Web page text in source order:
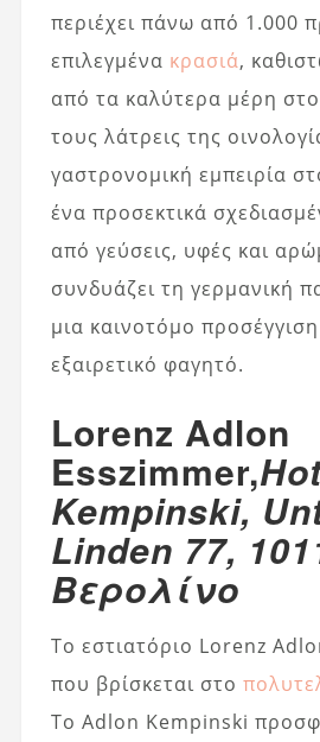
περιέχει πάνω από 1.000
επιλεγμένα κρασιά,
από τα καλύτερα μέρη
τους λάτρεις της
γαστρονομική εμπειρία
ένα προσεκτικά
από γεύσεις, υφές και
συνδυάζει τη γερμανική
μια καινοτόμο
εξαιρετικό φαγητό.
Lorenz Adlon
Esszimmer,
Kempinski,
Linden 77,
Βερολίνο
Το εστιατόριο Lorenz
που βρίσκεται στο
Το Adlon Kempinski